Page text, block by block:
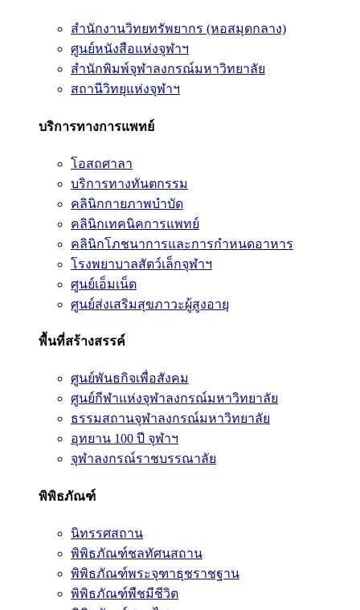
สำนักงานวิทยทรัพยากร (หอสมุดกลาง)
ศูนย์หนังสือแห่งจุฬาฯ
สำนักพิมพ์จุฬาลงกรณ์มหาวิทยาลัย
สถานีวิทยุแห่งจุฬาฯ
บริการทางการแพทย์
โอสถศาลา
บริการทางทันตกรรม
คลินิกกายภาพบำบัด
คลินิกเทคนิคการแพทย์
คลินิกโภชนาการและการกำหนดอาหาร
โรงพยาบาลสัตว์เล็กจุฬาฯ
ศูนย์เอ็มเน็ต
ศูนย์ส่งเสริมสุขภาวะผู้สูงอายุ
พื้นที่สร้างสรรค์
ศูนย์พันธกิจเพื่อสังคม
ศูนย์กีฬาแห่งจุฬาลงกรณ์มหาวิทยาลัย
ธรรมสถานจุฬาลงกรณ์มหาวิทยาลัย
อุทยาน 100 ปี จุฬาฯ
จุฬาลงกรณ์ราชบรรณาลัย
พิพิธภัณฑ์
นิทรรศสถาน
พิพิธภัณฑ์ชลทัศนสถาน
พิพิธภัณฑ์พระจุฑาธุชราชฐาน
พิพิธภัณฑ์พืชมีชีวิต